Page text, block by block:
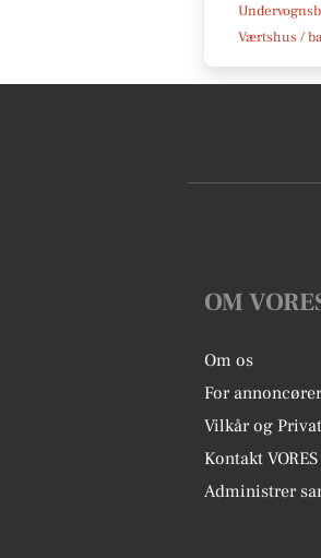
Værtshus /
OM
Om os
For annoncører
Vilkår og
Kontakt
Administrer